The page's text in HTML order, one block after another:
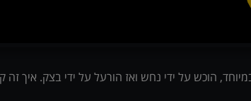
הוכש על ידי נחש ואז הורעל על ידי בצק. איך זה